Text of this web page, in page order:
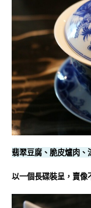
翡翠豆腐、脆皮爐肉、
以一個長碟裝呈，賣像